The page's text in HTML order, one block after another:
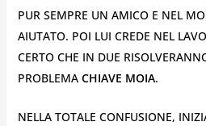
PUR SEMPRE UN AMICO E NEL
AIUTATO. POI LUI CREDE NEL
CERTO CHE IN DUE
PROBLEMA CHIAVE MOIA.
NELLA TOTALE CONFUSIONE,